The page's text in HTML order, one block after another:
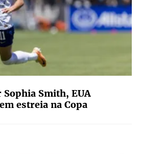
Sophia Smith, EUA
estreia na Copa